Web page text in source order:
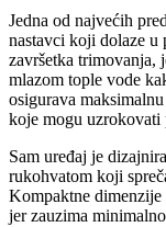
Jedna od najvećih
nastavci koji dolaze u
završetka trimovanja,
mlazom tople vode
osigurava
koje mogu uzrokovati
Sam uređaj je
rukohvatom koji
Kompaktne dimenzije
jer zauzima